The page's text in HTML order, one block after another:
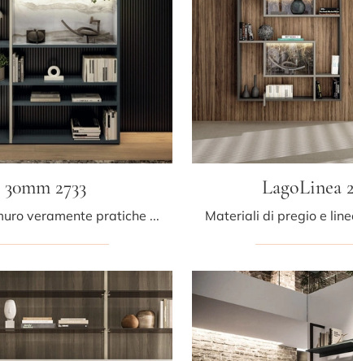
30mm 2733
Librerie a muro veramente pratiche per stanze moderne: ottieni informazioni sul modello 30mm 2733 dell'azienda Lago!
LagoLinea